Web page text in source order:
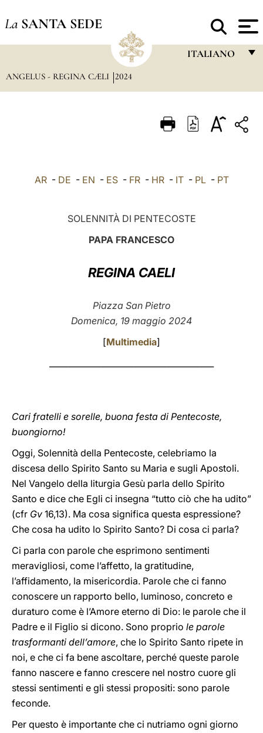
La SANTA SEDE
ITALIANO
ITALIANO
POLSKI
ANGELUS - REGINA CÆLI 2024
AR- DE - EN - ES- FR- HR- IT- PL- PT
SOLENNITÀ DI PENTECOSTE
PAPA FRANCESCO
REGINA CAELI
Piazza San Pietro
Domenica, 19 maggio 2024
[Multimedia]
Cari fratelli e sorelle, buona festa di Pentecoste,
buongiorno!
Oggi, Solennità della Pentecoste, celebriamo la
discesa dello Spirito Santo su Maria e sugli Apostoli.
Nel Vangelo della liturgia Gesù parla dello Spirito
Santo e dice che Egli ci insegna “tutto ciò che ha udito”
(cfr Gv 16,13). Ma cosa significa questa espressione?
Che cosa ha udito lo Spirito Santo? Di cosa ci parla?
Ci parla con parole che esprimono sentimenti
meravigliosi, come l’affetto, la gratitudine,
l’affidamento, la misericordia. Parole che ci fanno
conoscere un rapporto bello, luminoso, concreto e
duraturo come è l’Amore eterno di Dio: le parole che il
Padre e il Figlio si dicono. Sono proprio le parole
trasformanti dell’amore, che lo Spirito Santo ripete in
noi, e che ci fa bene ascoltare, perché queste parole
fanno nascere e fanno crescere nel nostro cuore gli
stessi sentimenti e gli stessi propositi: sono parole
feconde.
Per questo è importante che ci nutriamo ogni giorno